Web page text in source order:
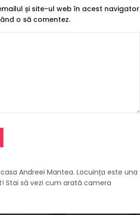
și site-ul web în acest navigator
o să comentez.
Andreei Mantea. Locuința este una
Stai să vezi cum arată camera